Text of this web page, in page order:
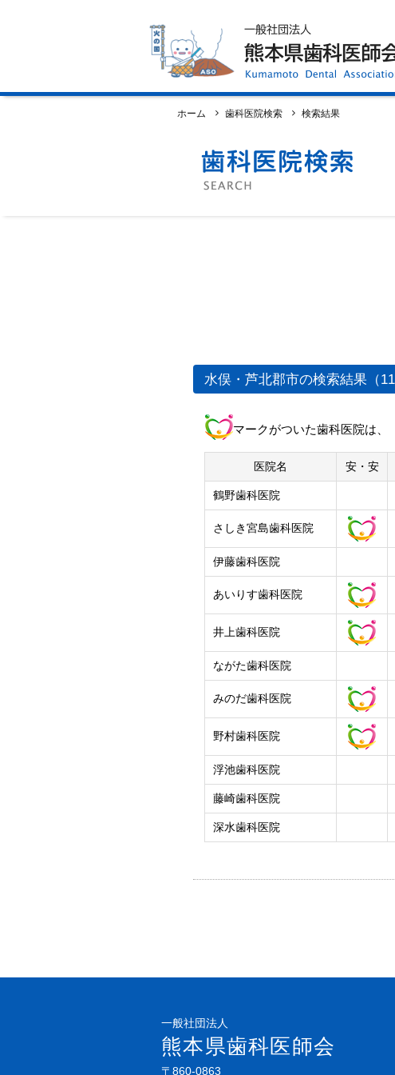
ホーム 歯科医院検索 検索結果
熊本市
中央区
西区
南区
水俣・芦北郡市の検索結果（11
マークがついた歯科医院は、
医院名 安・安
鶴野歯科医院
さしき宮島歯科医院
伊藤歯科医院
あいりす歯科医院
井上歯科医院
ながた歯科医院
みのだ歯科医院
野村歯科医院
浮池歯科医院
藤崎歯科医院
深水歯科医院
一般社団法人
熊本県歯科医師会
〒860-0863
歯科医院検索
休日当番医
イベント案内
歯の豆知識
口腔保健センター
国保組合からのお知らせ
熊本歯科衛生士専門学院
プライバシーポリシー
サイトマップ